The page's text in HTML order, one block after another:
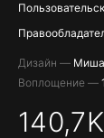
Дизайн — Миша
Воплощение —
140,7K